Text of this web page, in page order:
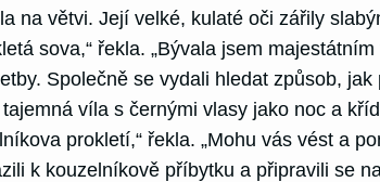
na větvi. Její velké, kulaté oči zářily
sova,“ řekla. „Bývala jsem
Společně se vydali hledat způsob,
víla s černými vlasy jako noc a
prokletí,“ řekla. „Mohu vás vést a
k kouzelníkově příbytku a připravili se